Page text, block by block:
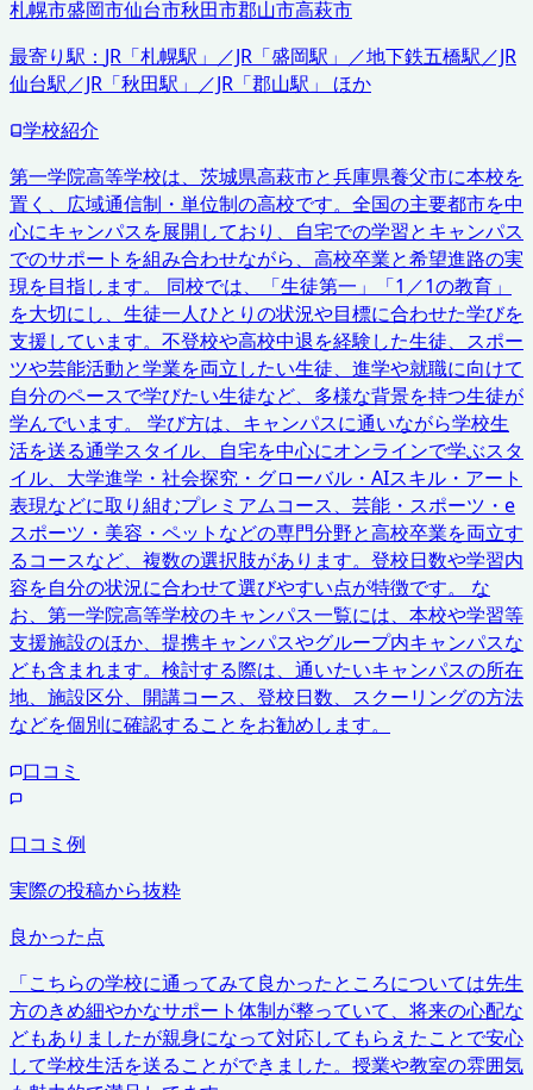
札幌市盛岡市仙台市秋田市郡山市高萩市
最寄り駅： JR「札幌駅」／JR「盛岡駅」／地下鉄五橋駅／JR
仙台駅／JR「秋田駅」／JR「郡山駅」 ほか
学校紹介
第一学院高等学校は、茨城県高萩市と兵庫県養父市に本校を
置く、広域通信制・単位制の高校です。全国の主要都市を中
心にキャンパスを展開しており、自宅での学習とキャンパス
でのサポートを組み合わせながら、高校卒業と希望進路の実
現を目指します。 同校では、「生徒第一」「1／1の教育」
を大切にし、生徒一人ひとりの状況や目標に合わせた学びを
支援しています。不登校や高校中退を経験した生徒、スポー
ツや芸能活動と学業を両立したい生徒、進学や就職に向けて
自分のペースで学びたい生徒など、多様な背景を持つ生徒が
学んでいます。 学び方は、キャンパスに通いながら学校生
活を送る通学スタイル、自宅を中心にオンラインで学ぶスタ
イル、大学進学・社会探究・グローバル・AIスキル・アート
表現などに取り組むプレミアムコース、芸能・スポーツ・e
スポーツ・美容・ペットなどの専門分野と高校卒業を両立す
るコースなど、複数の選択肢があります。登校日数や学習内
容を自分の状況に合わせて選びやすい点が特徴です。 な
お、第一学院高等学校のキャンパス一覧には、本校や学習等
支援施設のほか、提携キャンパスやグループ内キャンパスな
ども含まれます。検討する際は、通いたいキャンパスの所在
地、施設区分、開講コース、登校日数、スクーリングの方法
などを個別に確認することをお勧めします。
口コミ
口コミ例
実際の投稿から抜粋
良かった点
「こちらの学校に通ってみて良かったところについては先生
方のきめ細やかなサポート体制が整っていて、将来の心配な
どもありましたが親身になって対応してもらえたことで安心
して学校生活を送ることができました。授業や教室の雰囲気